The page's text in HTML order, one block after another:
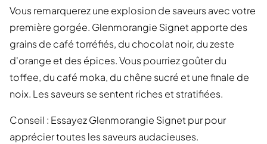
Vous remarquerez une explosion de saveurs avec votre
première gorgée. Glenmorangie Signet apporte des
grains de café torréfiés, du chocolat noir, du zeste
d'orange et des épices. Vous pourriez goûter du
toffee, du café moka, du chêne sucré et une finale de
noix. Les saveurs se sentent riches et stratifiées.
Conseil : Essayez Glenmorangie Signet pur pour
apprécier toutes les saveurs audacieuses.